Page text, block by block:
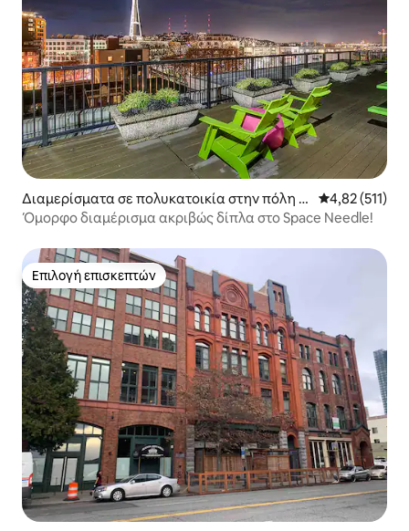
Διαμερίσματα σε πολυκατοικία στην πόλη Σι
άτλ
Μέση
4,82 (511)
Όμορφο διαμέρισμα ακριβώς δίπλα στο Space Needle!
Επιλογή επισκεπτών
Επιλογή επισκεπτών